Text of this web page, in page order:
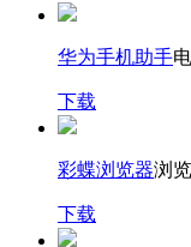
华为手机助手
下载
彩蝶浏览器浏
下载